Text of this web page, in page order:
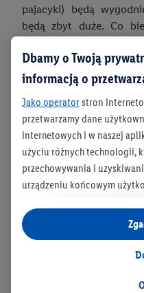
pajacyki) będą
będą zbyt duże. Co
Jak to się dokładnie
Rozmiar 50-56
Wiek
0-3
Dbamy o Twoją
informacją o
Jako operatorstron
przetwarzamy dane
internetowych i w naszej
użyciu różnych technologii,
przechowywania i
urządzeniu końcowym
są za zgodą użytkownika -
jako odrębnych
danych osobowych; w
generowania statystyk lub